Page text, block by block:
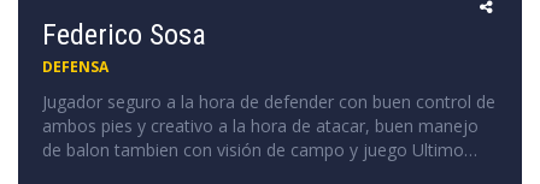
Federico Sosa
DEFENSA
Jugador seguro a la hora de defender con buen control de
ambos pies y creativo a la hora de atacar, buen manejo
de balon tambien con visión de campo y juego Ultimo